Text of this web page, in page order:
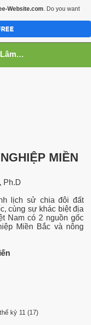
Trung học Nông Lâm Súc Cần Thơ
MIỀN
Ph.D
lịch sử chia đôi đất
cùng sự khác biệt địa
Nam có 2 nguồn gốc
Miền Bắc và nông
kỷ 11 (17)
Website.com. Do you want